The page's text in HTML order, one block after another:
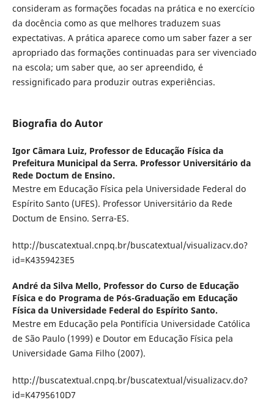
consideram as formações focadas na prática e no exercício
da docência como as que melhores traduzem suas
expectativas. A prática aparece como um saber fazer a ser
apropriado das formações continuadas para ser vivenciado
na escola; um saber que, ao ser apreendido, é
ressignificado para produzir outras experiências.
Biografia do Autor
Igor Câmara Luiz, Professor de Educação Física da
Prefeitura Municipal da Serra. Professor Universitário da
Rede Doctum de Ensino.
Mestre em Educação Física pela Universidade Federal do
Espírito Santo (UFES). Professor Universitário da Rede
Doctum de Ensino. Serra-ES.
http://buscatextual.cnpq.br/buscatextual/visualizacv.do?
id=K4359423E5
André da Silva Mello, Professor do Curso de Educação
Física e do Programa de Pós-Graduação em Educação
Física da Universidade Federal do Espírito Santo.
Mestre em Educação pela Pontifícia Universidade Católica
de São Paulo (1999) e Doutor em Educação Física pela
Universidade Gama Filho (2007).
http://buscatextual.cnpq.br/buscatextual/visualizacv.do?
id=K4795610D7